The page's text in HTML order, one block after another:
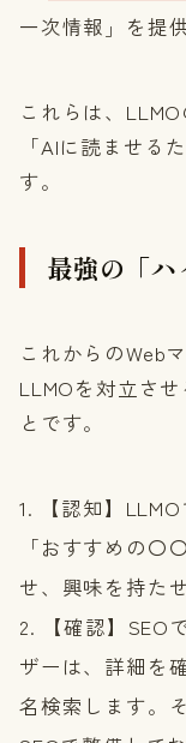
一次情報」を提
これらは、
「AIに読ませる
す。
最強の「
これからのWeb
LLMOを対立さ
とです。
【認知】
「おすすめの〇
せ、興味を持た
【確認】
ザーは、詳細を
名検索します。